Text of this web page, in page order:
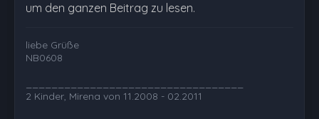
um den ganzen Beitrag zu lesen.
liebe Grüße
NB0608
2 Kinder, Mirena von 11.2008 - 02.2011